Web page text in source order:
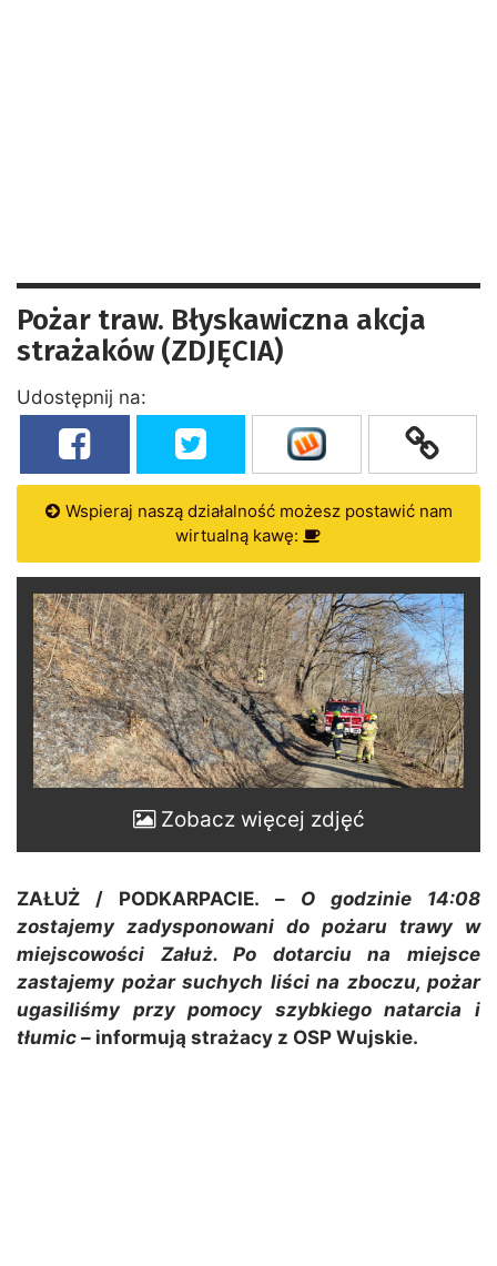
Pożar traw. Błyskawiczna akcja
strażaków (ZDJĘCIA)
Udostępnij na:
Wspieraj naszą działalność możesz postawić nam
wirtualną kawę:
Zobacz więcej zdjęć
ZAŁUŻ / PODKARPACIE. – O godzinie 14:08
zostajemy zadysponowani do pożaru trawy w
miejscowości Załuż. Po dotarciu na miejsce
zastajemy pożar suchych liści na zboczu, pożar
ugasiliśmy przy pomocy szybkiego natarcia i
tłumic – informują strażacy z OSP Wujskie.